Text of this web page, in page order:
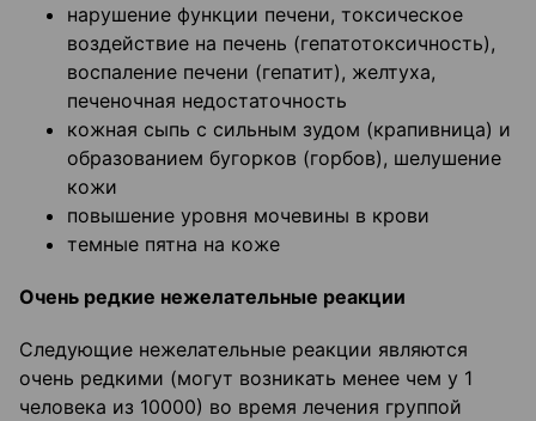
нарушение функции печени, токсическое
воздействие на печень (гепатотоксичность),
воспаление печени (гепатит), желтуха,
печеночная недостаточность
кожная сыпь с сильным зудом (крапивница) и
образованием бугорков (горбов), шелушение
кожи
повышение уровня мочевины в крови
темные пятна на коже
Очень редкие нежелательные реакции
Следующие нежелательные реакции являются
очень редкими (могут возникать менее чем у 1
человека из 10000) во время лечения группой